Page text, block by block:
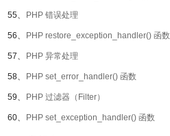
55、 PHP 错误处理
56、 PHP restore_exception_handler() 函数
57、 PHP 异常处理
58、 PHP set_error_handler() 函数
59、 PHP 过滤器（Filter）
60、 PHP set_exception_handler() 函数